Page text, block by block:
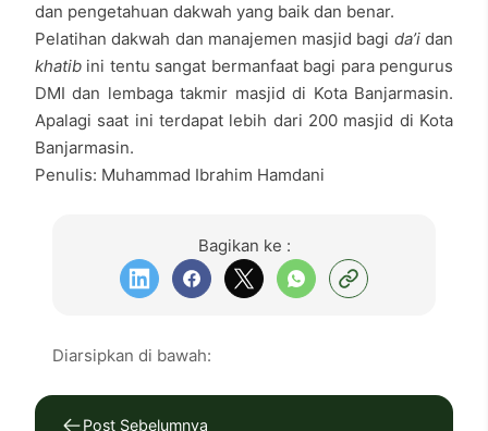
dan pengetahuan dakwah yang baik dan benar.
Pelatihan dakwah dan manajemen masjid bagi da’idan
khatib ini tentu sangat bermanfaat bagi para pengurus
DMI dan lembaga takmir masjid di Kota Banjarmasin.
Apalagi saat ini terdapat lebih dari 200 masjid di Kota
Banjarmasin.
Penulis: Muhammad Ibrahim Hamdani
Bagikan ke :
Diarsipkan di bawah:
Post Sebelumnya